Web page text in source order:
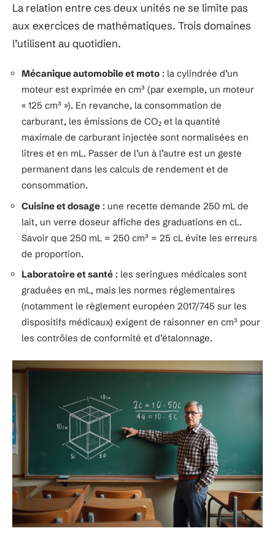
La relation entre ces deux unités ne se limite pas
aux exercices de mathématiques. Trois domaines
l’utilisent au quotidien.
Mécanique automobile et moto : la cylindrée d’un
moteur est exprimée en cm³ (par exemple, un moteur
« 125 cm³ »). En revanche, la consommation de
carburant, les émissions de CO₂ et la quantité
maximale de carburant injectée sont normalisées en
litres et en mL. Passer de l’un à l’autre est un geste
permanent dans les calculs de rendement et de
consommation.
Cuisine et dosage : une recette demande 250 mL de
lait, un verre doseur affiche des graduations en cL.
Savoir que 250 mL = 250 cm³ = 25 cL évite les erreurs
de proportion.
Laboratoire et santé : les seringues médicales sont
graduées en mL, mais les normes réglementaires
(notamment le règlement européen 2017/745 sur les
dispositifs médicaux) exigent de raisonner en cm³ pour
les contrôles de conformité et d’étalonnage.